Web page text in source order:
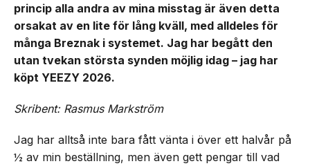
princip alla andra av mina misstag är även detta
orsakat av en lite för lång kväll, med alldeles för
många Breznak i systemet. Jag har begått den
utan tvekan största synden möjlig idag – jag har
köpt YEEZY 2026.
Skribent: Rasmus Markström
Jag har alltså inte bara fått vänta i över ett halvår på
½ av min beställning, men även gett pengar till vad